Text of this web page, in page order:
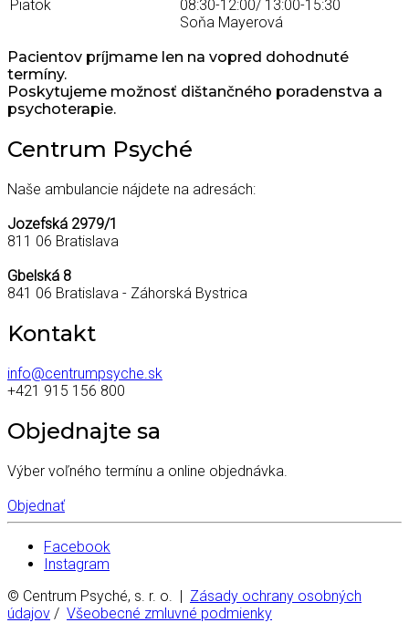
Piatok
08:30-12:00/ 13:00-15:30
Soňa Mayerová
Pacientov príjmame len na vopred dohodnuté
termíny.
Poskytujeme možnosť dištančného poradenstva a
psychoterapie.
Centrum Psyché
Naše ambulancie nájdete na adresách:
Jozefská 2979/1
811 06 Bratislava
Gbelská 8
841 06 Bratislava - Záhorská Bystrica
Kontakt
info@centrumpsyche.sk
+421 915 156 800
Objednajte sa
Výber voľného termínu a online objednávka.
Objednať
Facebook
Instagram
© Centrum Psyché, s. r. o. | Zásady ochrany osobných
údajov / Všeobecné zmluvné podmienky